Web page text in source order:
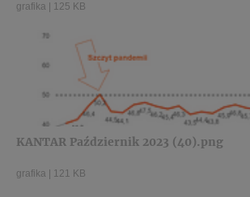
grafika 125 KB
KANTAR Październik 2023 (40).png
grafika 121 KB